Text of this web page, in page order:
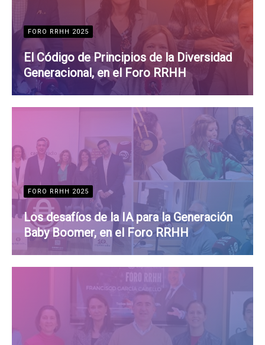
FORO RRHH 2025
El Código de Principios de la Diversidad
Generacional, en el Foro RRHH
FORO RRHH 2025
Los desafíos de la IA para la Generación
Baby Boomer, en el Foro RRHH